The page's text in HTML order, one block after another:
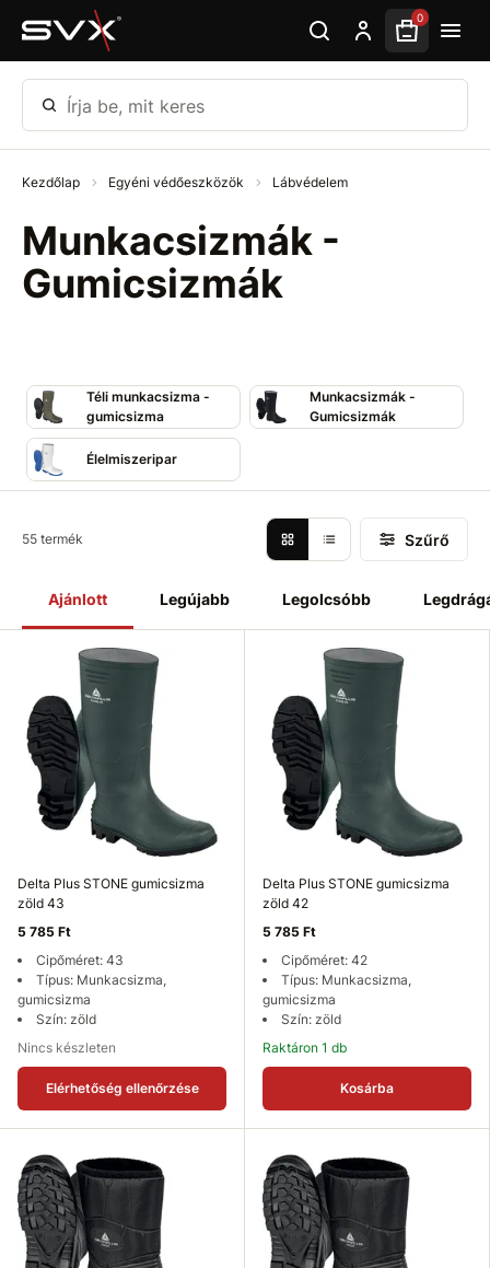
Ugrás az oldal fő részéhez 0
Írja be, mit keres
Kezdőlap Egyéni védőeszközök Lábvédelem
Munkacsizmák -
Gumicsizmák
Téli munkacsizma -
gumicsizma
Munkacsizmák -
Gumicsizmák
Élelmiszeripar
Ajánlott Legújabb Legolcsóbb
55 termék Szűrő
Delta Plus STONE gumicsizma
zöld 43
5 785 Ft
Cipőméret: 43
Típus: Munkacsizma,
gumicsizma
Szín: zöld
Nincs készleten
Elérhetőség ellenőrzése
Delta Plus STONE gumicsizma
zöld 42
5 785 Ft
Cipőméret: 42
Típus: Munkacsizma,
gumicsizma
Szín: zöld
Raktáron 1 db
Kosárba